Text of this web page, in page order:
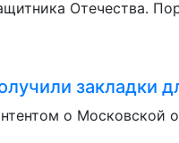
Отечества.
закладки
о